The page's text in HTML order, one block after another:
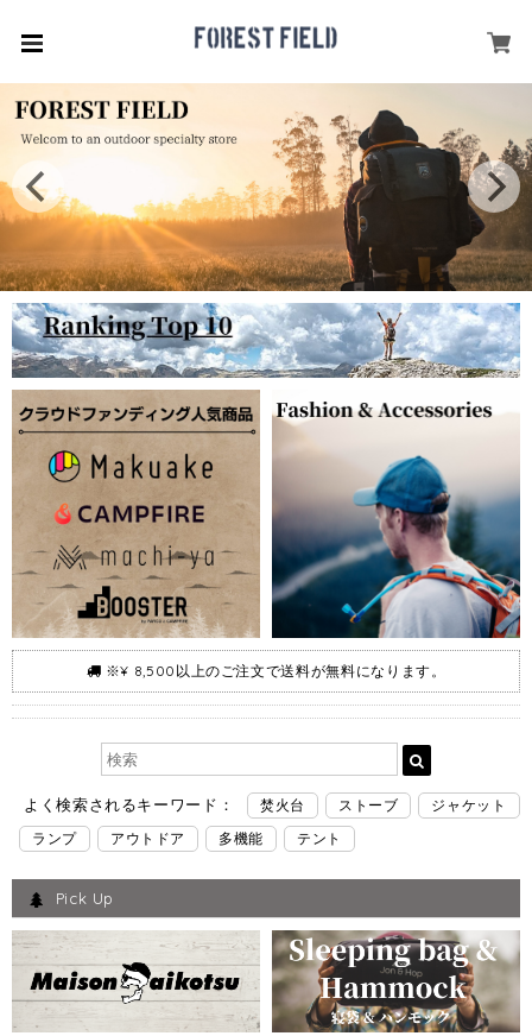
※¥ 8,500以上のご注文で送料が無料になります。
よく検索されるキーワード： 焚火台 ストーブ
ジャケット
ランプ
アウトドア 多機能 テント
Pick Up